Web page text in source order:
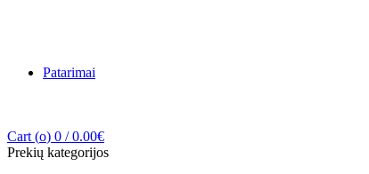
Patarimai
Cart (o) 0 / 0.00€
Prekių kategorijos